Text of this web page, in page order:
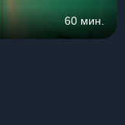
60 мин.